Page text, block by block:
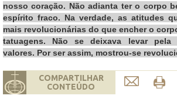
nosso coração. Não adianta ter o corpo
espírito fraco. Na verdade, as atitudes
mais revolucionárias do que encher o
tatuagens. Não se deixava levar pela
valores. Por ser assim, mostrou-se
COMPARTILHAR
CONTEÚDO